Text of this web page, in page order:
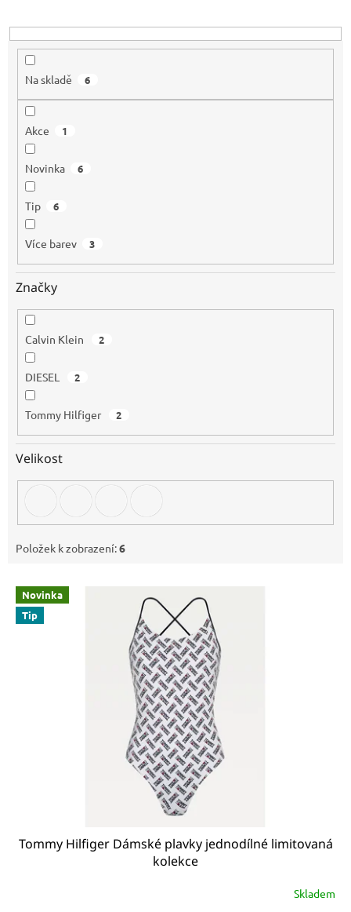
k
t
Na skladě 6
Akce 1
Novinka 6
Tip 6
Více barev 3
Značky
Calvin Klein 2
DIESEL 2
Tommy Hilfiger 2
Velikost
Položek k zobrazení:6
V
p
Novinka
Tip
Tommy Hilfiger Dámské plavky jednodílné limitovaná
kolekce
Skladem